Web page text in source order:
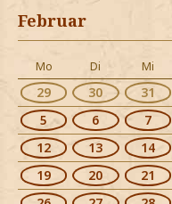
Februar
Mo Di Mi
29 30 31
5
6 7
12
13 14
19
20 21